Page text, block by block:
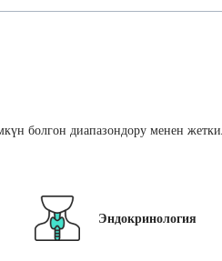
болгон диапазондору менен
Эндокринология